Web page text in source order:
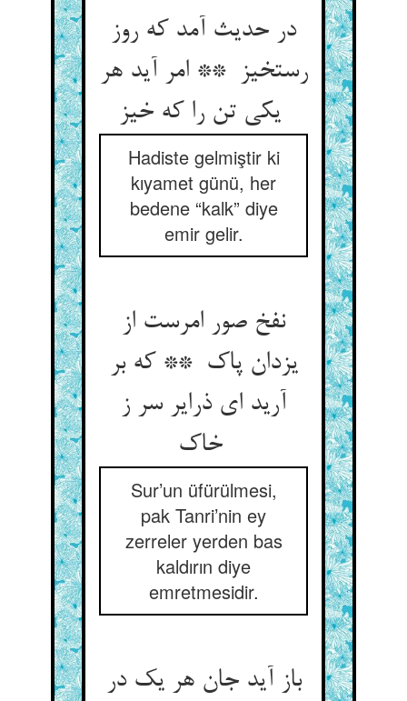
در حدیث آمد که روز
رستخیز ** امر آید هر
Hadiste gelmiştir ki
kıyamet günü, her
bedene “kalk” diye
emir gelir.
نفخ صور امرست از
یزدان پاک ** که بر
آرید ای ذرایر سر ز
خاک
Sur’un üfürülmesi,
pak Tanri’nin ey
zerreler yerden bas
kaldırın diye
emretmesidir.
باز آید جان هر یک در